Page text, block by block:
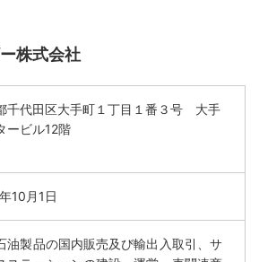
株式会社
千代田区大手町１丁目１番３号 大手
ービル12階
10月1日
油製品の国内販売及び輸出入取引、サ